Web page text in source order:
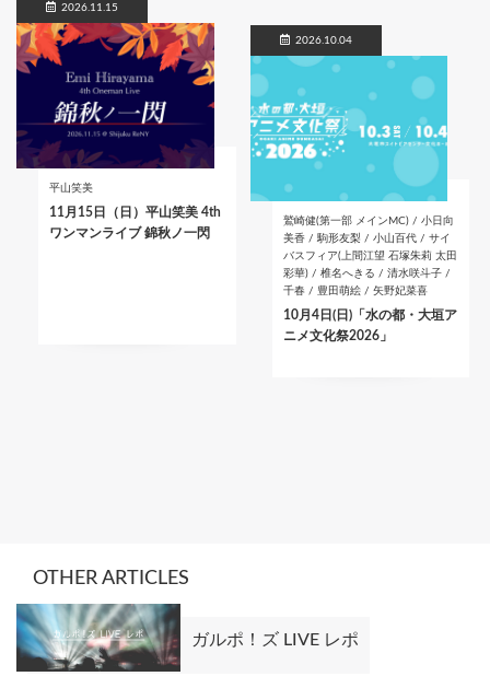
2026.11.15
平山笑美
11月15日（日）平山笑美 4th
ワンマンライブ 錦秋ノ一閃
2026.10.04
鷲崎健(第一部 メインMC) / 小日向
美香 / 駒形友梨 / 小山百代 / サイ
バスフィア(上間江望 石塚朱莉 太田
彩華) / 椎名へきる / 清水咲斗子 /
千春 / 豊田萌絵 / 矢野妃菜喜
10月4日(日)「水の都・大垣ア
ニメ文化祭2026」
OTHER ARTICLES
ガルポ！ズ LIVE レポ